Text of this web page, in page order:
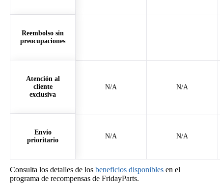
Reembolso sin
preocupaciones
Atención al
cliente
exclusiva
N/A N/A
Envío
prioritario
N/A N/A
Consulta los detalles de los beneficios disponibles en el
programa de recompensas de FridayParts.